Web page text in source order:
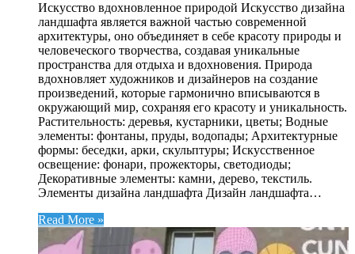
Искусство вдохновленное природой Искусство дизайна
ландшафта является важной частью современной
архитектуры, оно объединяет в себе красоту природы и
человеческого творчества, создавая уникальные
пространства для отдыха и вдохновения. Природа
вдохновляет художников и дизайнеров на создание
произведений, которые гармонично вписываются в
окружающий мир, сохраняя его красоту и уникальность.
Растительность: деревья, кустарники, цветы; Водные
элементы: фонтаны, пруды, водопады; Архитектурные
формы: беседки, арки, скульптуры; Искусственное
освещение: фонари, прожекторы, светодиоды;
Декоративные элементы: камни, дерево, текстиль.
Элементы дизайна ландшафта Дизайн ландшафта…
Read More »